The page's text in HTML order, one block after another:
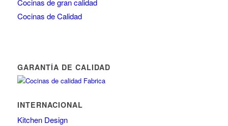
Cocinas de gran calidad
Cocinas de Calidad
GARANTÍA DE CALIDAD
INTERNACIONAL
Kitchen Design